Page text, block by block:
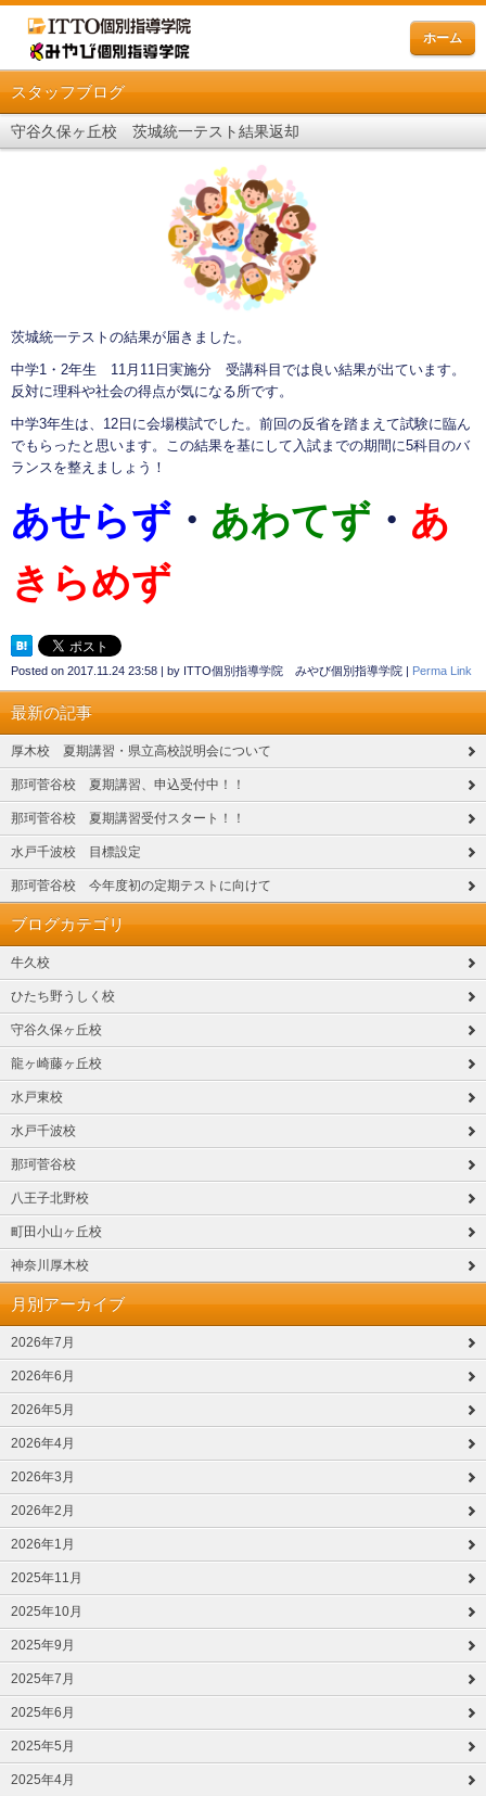
ホーム
スタッフブログ
守谷久保ヶ丘校 茨城統一テスト結果返却
茨城統一テストの結果が届きました。
中学1・2年生 11月11日実施分 受講科目では良い結果が出ています。
反対に理科や社会の得点が気になる所です。
中学3年生は、12日に会場模試でした。前回の反省を踏まえて試験に臨ん
でもらったと思います。この結果を基にして入試までの期間に5科目のバ
ランスを整えましょう！
あせらず ・ あわてず ・ あ
きらめず
Posted on 2017.11.24 23:58 | by ITTO個別指導学院 みやび個別指導学院 | Perma Link
最新の記事
厚木校 夏期講習・県立高校説明会について
那珂菅谷校 夏期講習、申込受付中！！
那珂菅谷校 夏期講習受付スタート！！
水戸千波校 目標設定
那珂菅谷校 今年度初の定期テストに向けて
ブログカテゴリ
牛久校
ひたち野うしく校
守谷久保ヶ丘校
龍ヶ崎藤ヶ丘校
水戸東校
水戸千波校
那珂菅谷校
八王子北野校
町田小山ヶ丘校
神奈川厚木校
月別アーカイブ
2026年7月
2026年6月
2026年5月
2026年4月
2026年3月
2026年2月
2026年1月
2025年11月
2025年10月
2025年9月
2025年7月
2025年6月
2025年5月
2025年4月